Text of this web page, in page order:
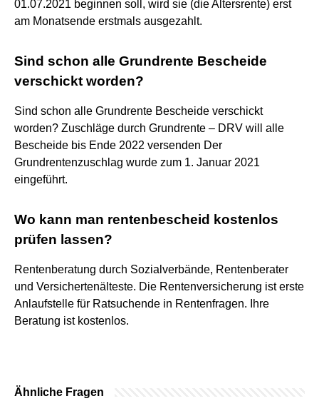
01.07.2021 beginnen soll, wird sie (die Altersrente) erst
am Monatsende erstmals ausgezahlt.
Sind schon alle Grundrente Bescheide
verschickt worden?
Sind schon alle Grundrente Bescheide verschickt
worden? Zuschläge durch Grundrente – DRV will alle
Bescheide bis Ende 2022 versenden Der
Grundrentenzuschlag wurde zum 1. Januar 2021
eingeführt.
Wo kann man rentenbescheid kostenlos
prüfen lassen?
Rentenberatung durch Sozialverbände, Rentenberater
und Versichertenälteste. Die Rentenversicherung ist erste
Anlaufstelle für Ratsuchende in Rentenfragen. Ihre
Beratung ist kostenlos.
Ähnliche Fragen